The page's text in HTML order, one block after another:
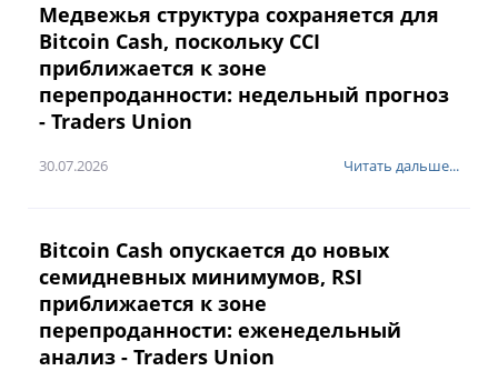
Медвежья структура сохраняется для
Bitcoin Cash, поскольку CCI
приближается к зоне
перепроданности: недельный прогноз
- Traders Union
30.07.2026 Читать дальше...
Bitcoin Cash опускается до новых
семидневных минимумов, RSI
приближается к зоне
перепроданности: еженедельный
анализ - Traders Union